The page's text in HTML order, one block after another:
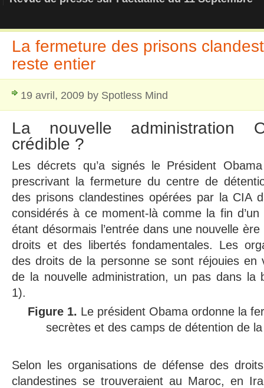
REOPEN911 – NEWS
La fermeture des prisons
reste entier
19 avril, 2009 by Spotless Mind
La nouvelle administration
crédible ?
Les décrets qu’a signés le Président
prescrivant la fermeture du centre de
des prisons clandestines opérées par la CIA
considérés à ce moment-là comme la fin
étant désormais l’entrée dans une nouvelle
droits et des libertés fondamentales. Les
des droits de la personne se sont réjouies en
de la nouvelle administration, un pas dans la
1).
Figure 1. Le président Obama ordonne la
secrètes et des camps de détention de la
Selon les organisations de défense des
clandestines se trouveraient au Maroc, en